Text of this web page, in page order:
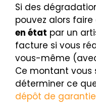
Si des
pouvez alors
en état par un
facture si vous
vous-même
Ce montant vous
déterminer ce
dépôt de garantie